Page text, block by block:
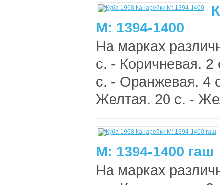
М: 1394-1400
На марках
с. - Коричневая.
с. - Оранжевая. 4
Желтая. 20 с. -
М: 1394-1400 гаш
На марках